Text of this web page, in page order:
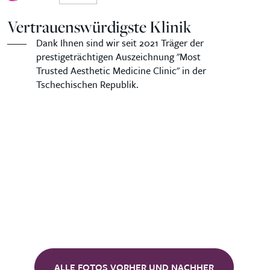
Vertrauenswürdigste Klinik
Dank Ihnen sind wir seit 2021 Träger der
prestigeträchtigen Auszeichnung "Most
Trusted Aesthetic Medicine Clinic" in der
Tschechischen Republik.
ALLE FOTOS VORHER UND NACHHER